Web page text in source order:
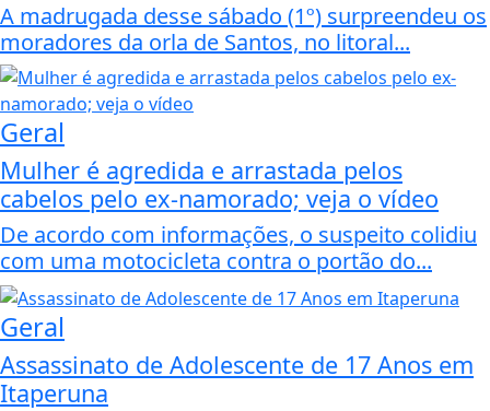
A madrugada desse sábado (1º) surpreendeu os
moradores da orla de Santos, no litoral...
Geral
Mulher é agredida e arrastada pelos
cabelos pelo ex-namorado; veja o vídeo
De acordo com informações, o suspeito colidiu
com uma motocicleta contra o portão do...
Geral
Assassinato de Adolescente de 17 Anos em
Itaperuna